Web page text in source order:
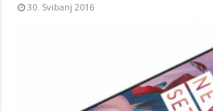
30. Svibanj 2016